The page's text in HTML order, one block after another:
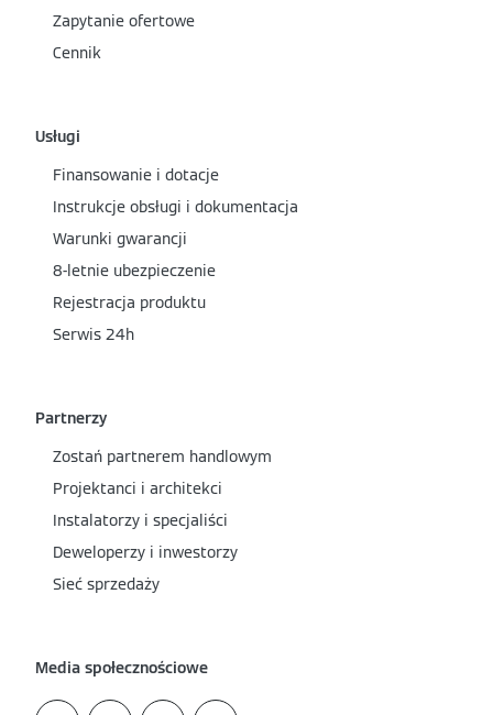
Zapytanie ofertowe
Cennik
Usługi
Finansowanie i dotacje
Instrukcje obsługi i dokumentacja
Warunki gwarancji
8-letnie ubezpieczenie
Rejestracja produktu
Serwis 24h
Partnerzy
Zostań partnerem handlowym
Projektanci i architekci
Instalatorzy i specjaliści
Deweloperzy i inwestorzy
Sieć sprzedaży
Media społecznościowe